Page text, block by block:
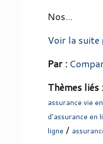
Nos...
Voir la suite
Par :
Thèmes liés :
assurance vie
d'assurance en
ligne /